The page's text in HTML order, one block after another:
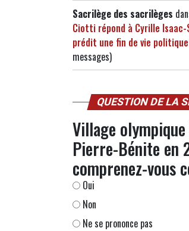
Sacrilège des sacrilèges
Ciotti répond à Cyrille
prédit une fin de vie
messages)
QUESTION DE LA
Village
Pierre-Bénite en
comprenez-vous
Oui
Non
Ne se prononce pas